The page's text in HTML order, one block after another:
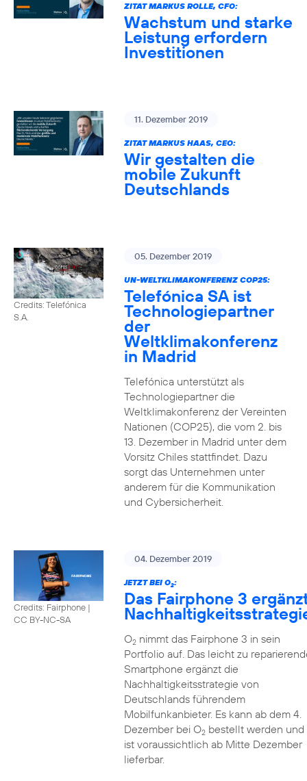
ZITAT MARKUS ROLLE, CFO:
Wachstum und starke
Leistung erfordern
Investitionen
11. Dezember 2019
ZITAT MARKUS HAAS, CEO:
Wir gestalten die
mobile Zukunft
Deutschlands
Credits: Telefónica
S.A.
05. Dezember 2019
UN-WELTKLIMAKONFERENZ COP25:
Telefónica SA ist
Technologiepartner
der
Weltklimakonferenz
in Madrid
Telefónica unterstützt als
Technologiepartner die
Weltklimakonferenz der Vereinten
Nationen (COP25), die vom 2. bis
13. Dezember in Madrid unter dem
Vorsitz Chiles stattfindet. Dazu
sorgt das Unternehmen unter
anderem für die Kommunikation
und Cybersicherheit.
Credits: Fairphone |
CC BY-NC-SA
04. Dezember 2019
JETZT BEI O2:
Das Fairphone 3
O2nimmt das Fairphone 3 in sein
Portfolio auf. Das leicht zu
Smartphone ergänzt die
Nachhaltigkeitsstrategie von
Deutschlands führendem
Mobilfunkanbieter. Es kann ab dem 4.
Dezember bei O2bestellt werden und
ist voraussichtlich ab Mitte Dezember
lieferbar.